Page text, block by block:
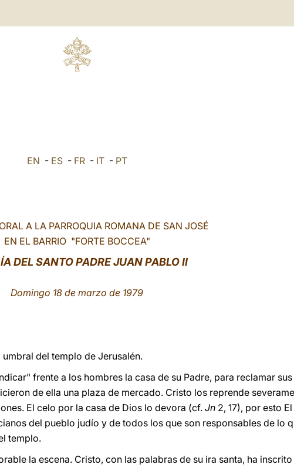
EN - ES- FR- IT- PT
A LA PARROQUIA ROMANA DE SAN JOSÉ
EN EL BARRIO "FORTE BOCCEA"
DEL SANTO PADRE JUAN PABLO II
Domingo 18 de marzo de 1979
del templo de Jerusalén.
frente a los hombres la casa de su Padre, para reclamar sus
de ella una plaza de mercado. Cristo los reprende
El celo por la casa de Dios lo devora (cf.Jn 2, 17), por esto
del pueblo judío y de todos los que son responsables de lo
templo.
la escena. Cristo, con las palabras de su ira santa, ha inscrito